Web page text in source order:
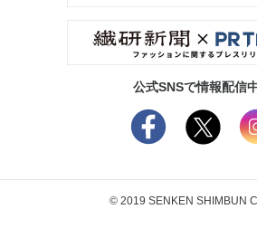
公式SNSで情報配信
© 2019 SENKEN SHIMBUN